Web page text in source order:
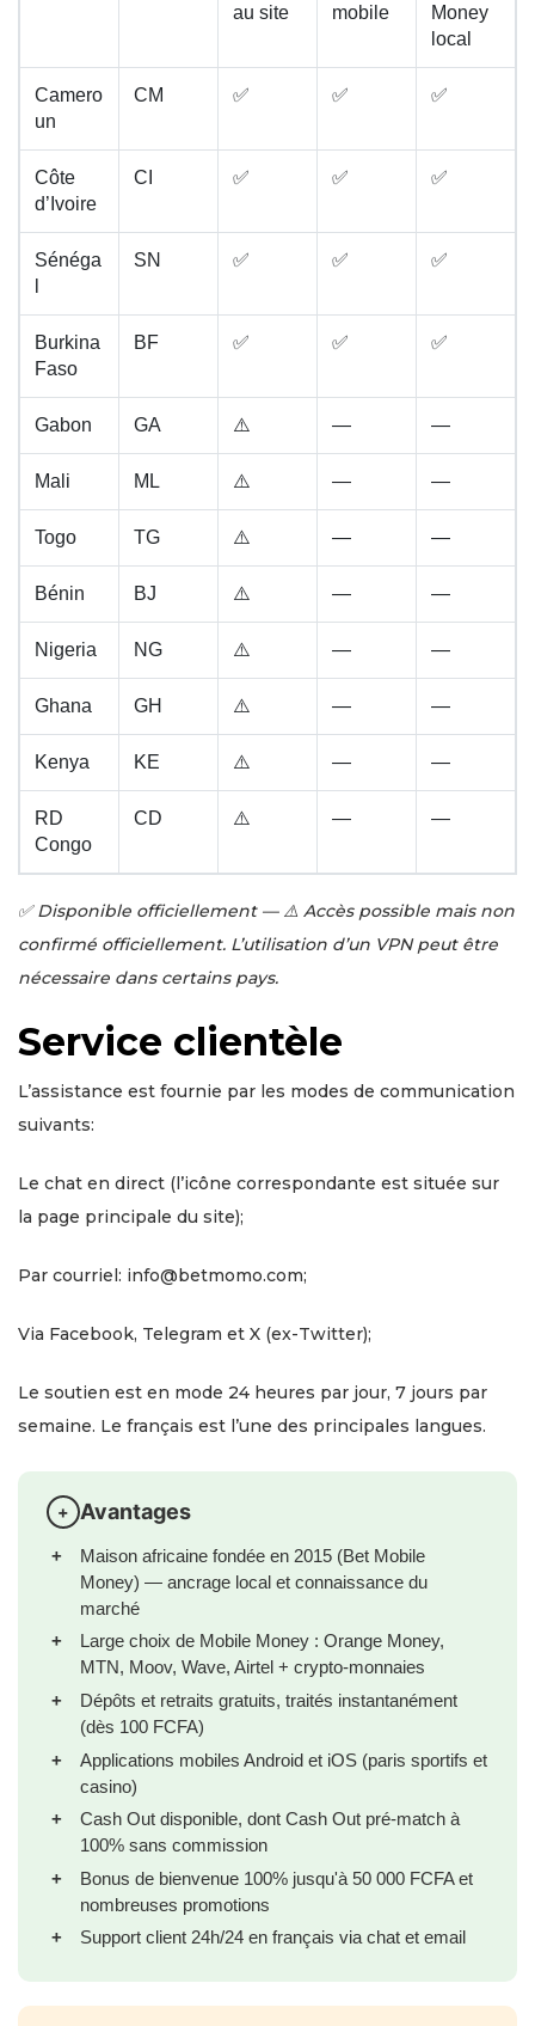
au site
mobile
Money
local
Camero
un
CM ✅ ✅ ✅
Côte
d’Ivoire
CI ✅ ✅ ✅
Sénéga
SN ✅ ✅ ✅
Burkina
Faso
BF ✅ ✅ ✅
Gabon GA ⚠️ — —
Mali ML ⚠️ — —
Togo TG ⚠️ — —
Bénin BJ ⚠️ — —
Nigeria NG ⚠️ — —
Ghana GH ⚠️ — —
Kenya KE ⚠️ — —
RD
Congo
CD ⚠️ — —
✅ Disponible officiellement — ⚠️ Accès possible mais non
confirmé officiellement. L’utilisation d’un VPN peut être
nécessaire dans certains pays.
Service clientèle
L’assistance est fournie par les modes de communication
suivants:
Le chat en direct (l’icône correspondante est située sur
la page principale du site);
Par courriel: info@betmomo.com;
Via Facebook, Telegram et X (ex-Twitter);
Le soutien est en mode 24 heures par jour, 7 jours par
semaine. Le français est l’une des principales langues.
Avantages
Maison africaine fondée en 2015 (Bet Mobile
Money) — ancrage local et connaissance du
marché
Large choix de Mobile Money : Orange Money,
MTN, Moov, Wave, Airtel + crypto-monnaies
Dépôts et retraits gratuits, traités instantanément
(dès 100 FCFA)
Applications mobiles Android et iOS (paris sportifs et
casino)
Cash Out disponible, dont Cash Out pré-match à
100% sans commission
Bonus de bienvenue 100% jusqu'à 50 000 FCFA et
nombreuses promotions
Support client 24h/24 en français via chat et email